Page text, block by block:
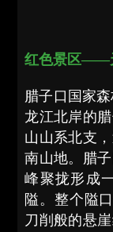
红色景区——
腊子口国家
龙江北岸的
山山系北支
南山地。腊
峰聚拢形成
隘。整个隘
刀削般的悬